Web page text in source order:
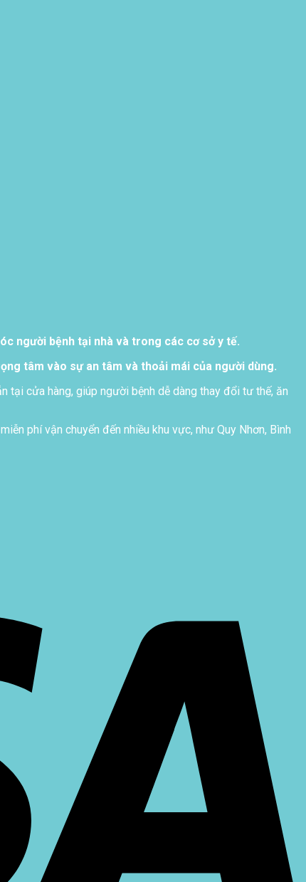
người bệnh tại nhà và trong các cơ sở y tế.
tâm vào sự an tâm và thoải mái của người dùng.
cửa hàng, giúp người bệnh dễ dàng thay đổi tư thế, ăn
phí vận chuyển đến nhiều khu vực, như Quy Nhơn, Bình